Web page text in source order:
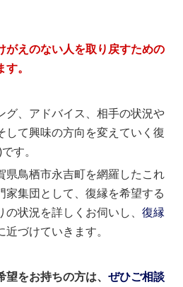
がえのない人を取り戻すための
。
グ、アドバイス、相手の状況や
して興味の方向を変えていく復
す。
県鳥栖市永吉町を網羅したこれ
家集団として、復縁を希望する
の状況を詳しくお伺いし、復縁
づけていきます。
望をお持ちの方は、ぜひご相談